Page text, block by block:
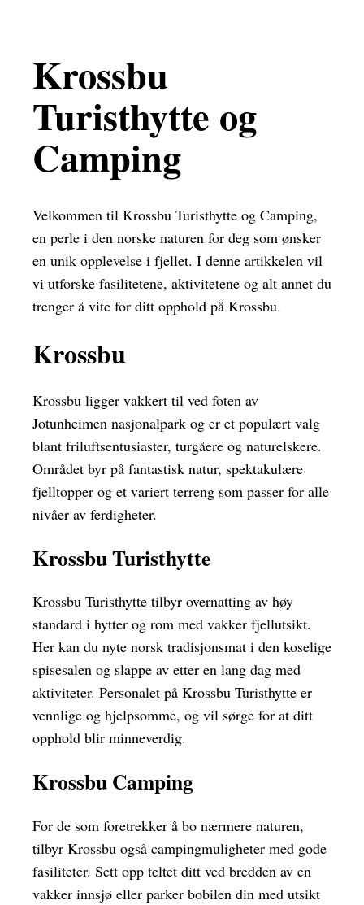
Krossbu
Turisthytte og
Camping
Velkommen til Krossbu Turisthytte og Camping,
en perle i den norske naturen for deg som ønsker
en unik opplevelse i fjellet. I denne artikkelen vil
vi utforske fasilitetene, aktivitetene og alt annet du
trenger å vite for ditt opphold på Krossbu.
Krossbu
Krossbu ligger vakkert til ved foten av
Jotunheimen nasjonalpark og er et populært valg
blant friluftsentusiaster, turgåere og naturelskere.
Området byr på fantastisk natur, spektakulære
fjelltopper og et variert terreng som passer for alle
nivåer av ferdigheter.
Krossbu Turisthytte
Krossbu Turisthytte tilbyr overnatting av høy
standard i hytter og rom med vakker fjellutsikt.
Her kan du nyte norsk tradisjonsmat i den koselige
spisesalen og slappe av etter en lang dag med
aktiviteter. Personalet på Krossbu Turisthytte er
vennlige og hjelpsomme, og vil sørge for at ditt
opphold blir minneverdig.
Krossbu Camping
For de som foretrekker å bo nærmere naturen,
tilbyr Krossbu også campingmuligheter med gode
fasiliteter. Sett opp teltet ditt ved bredden av en
vakker innsjø eller parker bobilen din med utsikt